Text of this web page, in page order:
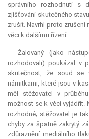
správního rozhodnutí s
zjišťování skutečného
zrušit. Navrhl proto zrušení
věci k dalšímu řízení.
Žalovaný (jako
rozhodovali) poukázal v
skutečnost, že soud se
námitkami, které jsou v
měl stěžovatel v
možnost se k věci vyjádřit.
rozhodné; stěžovatel je
chyby za špatně zakrytý
zdůraznění mediálního